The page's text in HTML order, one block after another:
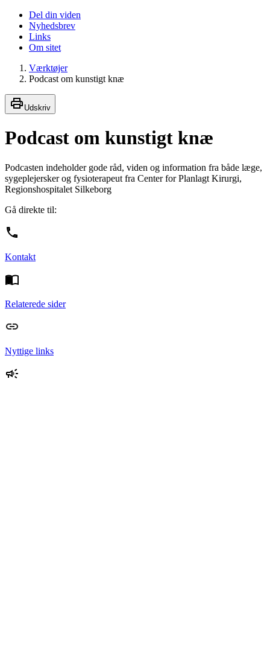
Del din viden
Nyhedsbrev
Links
Om sitet
Værktøjer
Podcast om kunstigt knæ
Udskriv
Podcast om kunstigt knæ
Podcasten indeholder gode råd, viden og information fra både læge,
sygeplejersker og fysioterapeut fra Center for Planlagt Kirurgi,
Regionshospitalet Silkeborg
Gå direkte til:
Kontakt
Relaterede sider
Nyttige links